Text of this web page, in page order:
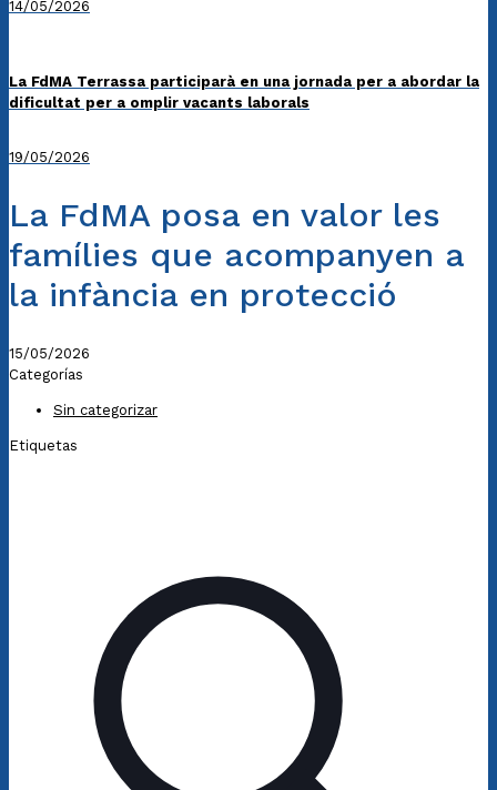
14/05/2026
La FdMA Terrassa participarà en una jornada per a abordar la
dificultat per a omplir vacants laborals
19/05/2026
La FdMA posa en valor les
famílies que acompanyen a
la infància en protecció
15/05/2026
Categorías
Sin categorizar
Etiquetas